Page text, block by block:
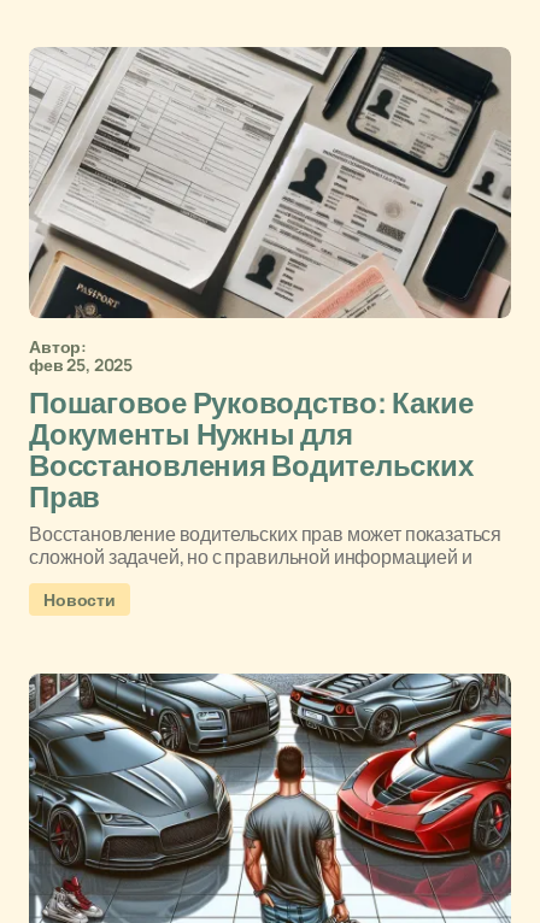
Автор:
фев 25, 2025
Пошаговое Руководство: Какие
Документы Нужны для
Восстановления Водительских
Прав
Восстановление водительских прав может показаться
сложной задачей, но с правильной информацией и
Новости